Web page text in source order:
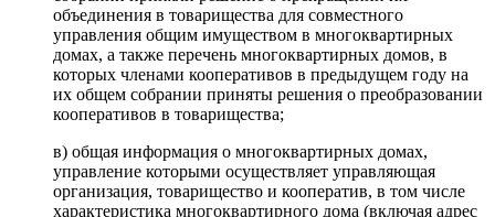
объединения в товарищества для совместного
управления общим имуществом в многоквартирных
домах, а также перечень многоквартирных домов, в
которых членами кооперативов в предыдущем году на
их общем собрании приняты решения о преобразовании
кооперативов в товарищества;
в) общая информация о многоквартирных домах,
управление которыми осуществляет управляющая
организация, товарищество и кооператив, в том числе
характеристика многоквартирного дома (включая адрес